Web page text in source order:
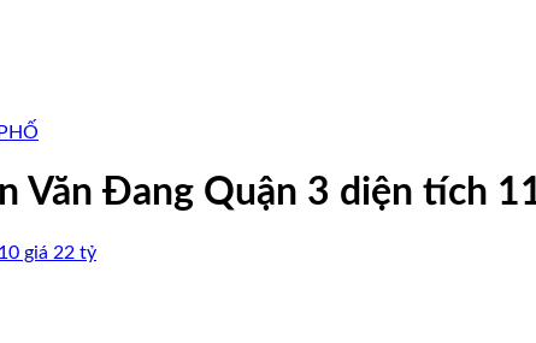
Văn Đang Quận 3 diện tích